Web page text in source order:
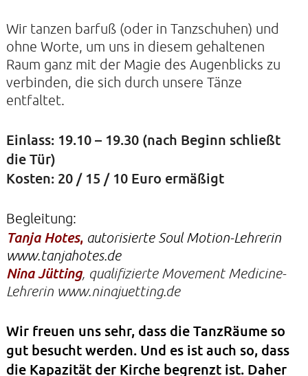
DATENSCHUTZERKLÄRUNG
Helenenstraße 14A
22765 Hamburg
Tel: 040-21088468
Wir tanzen barfuß (oder in Tanzschuhen) und
ohne Worte, um uns in diesem gehaltenen
Raum ganz mit der Magie des Augenblicks zu
verbinden, die sich durch unsere Tänze
entfaltet.
Einlass: 19.10 – 19.30 (nach Beginn schließt
die Tür)
Kosten: 20 / 15 / 10 Euro ermäßigt
Begleitung:
Tanja Hotes, autorisierte Soul Motion-Lehrerin
www.tanjahotes.de
Nina Jütting, qualifizierte Movement Medicine-
Lehrerin www.ninajuetting.de
Wir freuen uns sehr, dass die TanzRäume so
gut besucht werden. Und es ist auch so, dass
die Kapazität der Kirche begrenzt ist. Daher